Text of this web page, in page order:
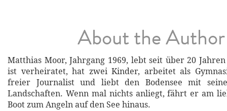
About the Author
Matthias Moor, Jahrgang 1969, lebt seit über 20
ist verheiratet, hat zwei Kinder, arbeitet als
freier Journalist und liebt den Bodensee mit
Landschaften. Wenn mal nichts anliegt, fährt er am
Boot zum Angeln auf den See hinaus.